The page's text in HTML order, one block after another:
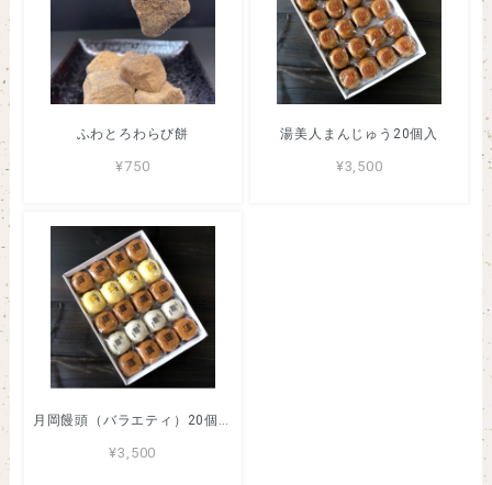
ふわとろわらび餅
¥750
湯美人まんじゅう20個入
¥3,500
¥3,500